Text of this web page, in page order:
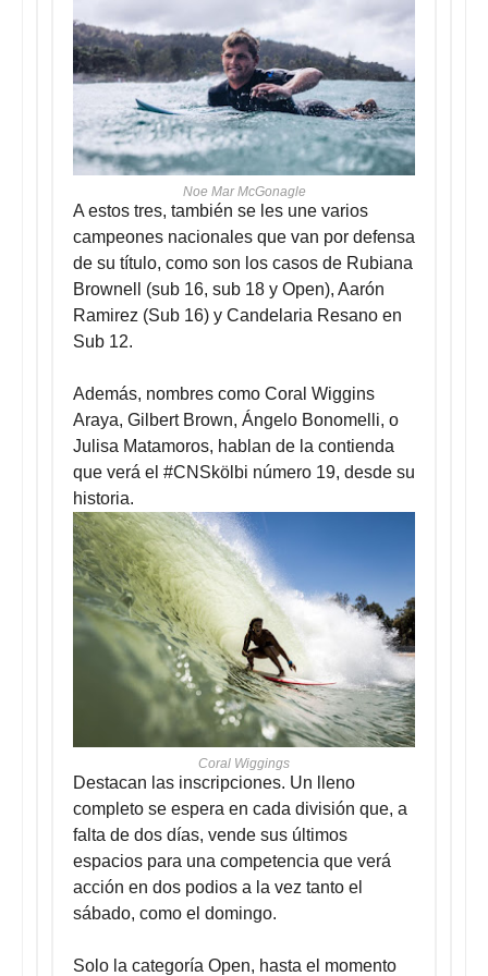
Noe Mar McGonagle
A estos tres, también se les une varios
campeones nacionales que van por defensa
de su título, como son los casos de Rubiana
Brownell (sub 16, sub 18 y Open), Aarón
Ramirez (Sub 16) y Candelaria Resano en
Sub 12.
Además, nombres como Coral Wiggins
Araya, Gilbert Brown, Ángelo Bonomelli, o
Julisa Matamoros, hablan de la contienda
que verá el #CNSkölbi número 19, desde su
historia.
Coral Wiggings
Destacan las inscripciones. Un lleno
completo se espera en cada división que, a
falta de dos días, vende sus últimos
espacios para una competencia que verá
acción en dos podios a la vez tanto el
sábado, como el domingo.
Solo la categoría Open, hasta el momento